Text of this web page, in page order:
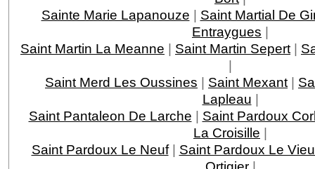
Sainte Marie Lapanouze | Saint Martial De
Entraygues |
Saint Martin La Meanne | Saint Martin Sepert |
|
Saint Merd Les Oussines | Saint Mexant |
Lapleau |
Saint Pantaleon De Larche | Saint Pardoux
La Croisille |
Saint Pardoux Le Neuf| Saint Pardoux Le